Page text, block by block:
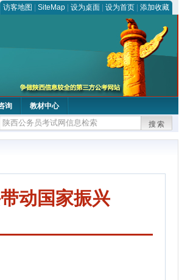
访客地图 SiteMap 设为桌面 设为首页 添加收藏
询
教材中心
搜索
动国家振兴